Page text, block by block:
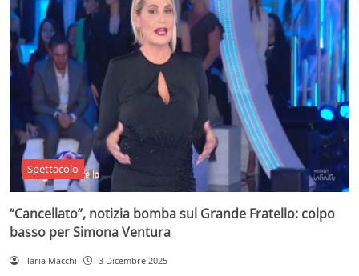
Spettacolo
“Cancellato”, notizia bomba sul Grande Fratello: colpo
basso per Simona Ventura
Ilaria Macchi 3 Dicembre 2025